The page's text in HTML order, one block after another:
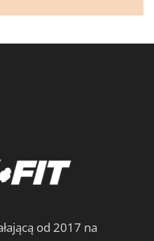
od 2017 na